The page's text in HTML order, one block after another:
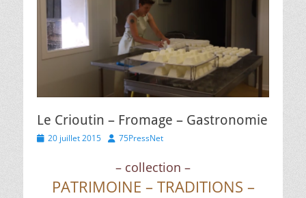
Le Crioutin – Fromage – Gastronomie
Posted20 juillet 2015 Author
75PressNet
– collection –
PATRIMOINE – TRADITIONS –